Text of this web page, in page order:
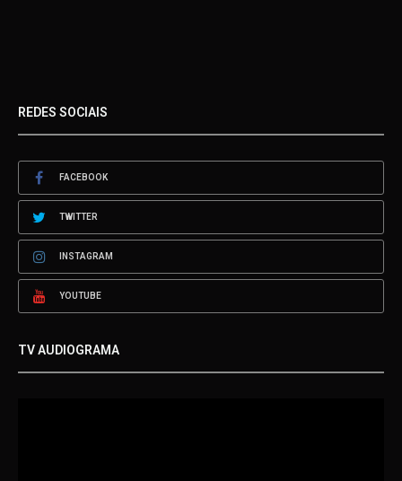
REDES SOCIAIS
FACEBOOK
TWITTER
INSTAGRAM
YOUTUBE
TV AUDIOGRAMA